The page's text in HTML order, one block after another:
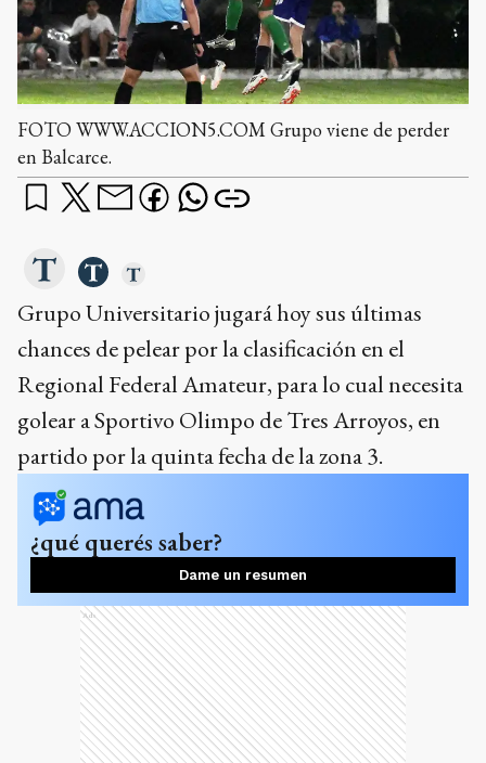
FOTO WWW.ACCION5.COM Grupo viene de perder
en Balcarce.
Grupo Universitario jugará hoy sus últimas
chances de pelear por la clasificación en el
Regional Federal Amateur, para lo cual necesita
golear a Sportivo Olimpo de Tres Arroyos, en
partido por la quinta fecha de la zona 3.
¿qué querés saber?
Dame un resumen
Ads